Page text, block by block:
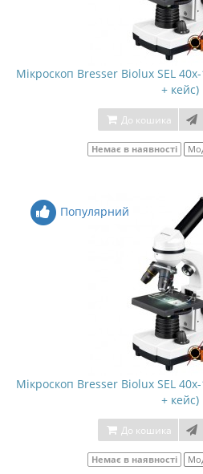
Мікроскоп Bresser Biolux SEL
+ кейс)
До кошика
Немає в наявності
Популярний
Мікроскоп Bresser Biolux SEL
+ кейс)
До кошика
Немає в наявності